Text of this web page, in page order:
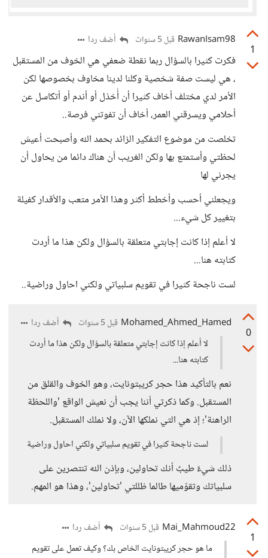
1
RawanIsam98 قبل 5 سنوات أضف ردا
فكرت كثيرا بالسؤال ربما نقطة ضعفي هي الخوف من المستقبل
، هي ليست صفة شخصية وكلنا لدينا مخاوف بخصوصها لكن
الأمر لدي مختلف أخاف كثيرا أن أُخذل أو أندم أو أتكاسل عن
أحلامي ويسرقني العمر، أخاف أن تفوتني فرصة..
تخلصت من موضوع التفكير الزائد بحمد الله وأصبحت أعيش
لحظتي وأستمتع بها ولكن الغريب أن هناك دائما من يحاول أن
يجرني لها
ويجعلني أحسب وأخطط أكثر وهذا الأمر متعب والأقدار كفيلة
بتغيير كل شيء...
لا أعلم إذا كانت إجابتي متعلقة بالسؤال ولكن هذا ما أردت
كتابته هنا...
لست ناجحة كثيرا في تقويم سلبياتي ولكني احاول وراضية..
0
Mohamed_Ahmed_Hamed قبل 5 سنوات
أضف ردا
لا أعلم إذا كانت إجابتي متعلقة بالسؤال ولكن هذا ما أردت
كتابته هنا...
نعم بالتأكيد هذا حجر كريبتونايت، وهو الخوف والقلق من
المستقبل. وكما ذكرتي أننا يجب أن نعيش الواقع 'واللحظة
الراهنة'؛ إذ هي التي نملكها الآن، ولا نملك المستقبل.
لست ناجحة كثيرا في تقويم سلبياتي ولكني احاول وراضية
ذلك شيءٌ طيبٌ أنك تحاولين، وبإذن الله تنتصرين على
سلبياتك وتقوّميها طالما ظللتي 'تحاولين'، وهذا هو المهم.
1
Mai_Mahmoud22 قبل 5 سنوات
أضف ردا
ما هو حجر كريبتونايت الخاص بك؟ وكيف تعمل على تقويم